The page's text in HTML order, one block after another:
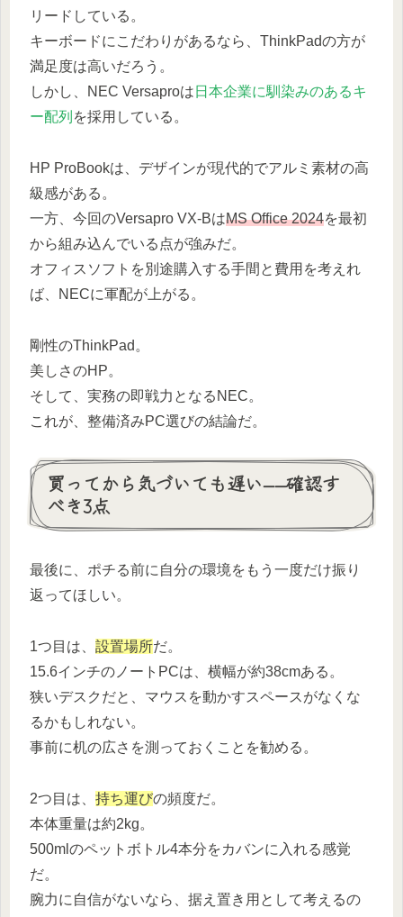
リードしている。
キーボードにこだわりがあるなら、ThinkPadの方が
満足度は高いだろう。
しかし、NEC Versaproは 日本企業に馴染みのあるキ
ー配列 を採用している。
HP ProBookは、デザインが現代的でアルミ素材の高
級感がある。
一方、今回のVersapro VX-BはMS Office 2024を最初
から組み込んでいる点が強みだ。
オフィスソフトを別途購入する手間と費用を考えれ
ば、NECに軍配が上がる。
剛性のThinkPad。
美しさのHP。
そして、実務の即戦力となるNEC。
これが、整備済みPC選びの結論だ。
買ってから気づいても遅い——確認す
べき3点
最後に、ポチる前に自分の環境をもう一度だけ振り
返ってほしい。
1つ目は、 設置場所だ。
15.6インチのノートPCは、横幅が約38cmある。
狭いデスクだと、マウスを動かすスペースがなくな
るかもしれない。
事前に机の広さを測っておくことを勧める。
2つ目は、 持ち運びの頻度だ。
本体重量は約2kg。
500mlのペットボトル4本分をカバンに入れる感覚
だ。
腕力に自信がないなら、据え置き用として考えるの